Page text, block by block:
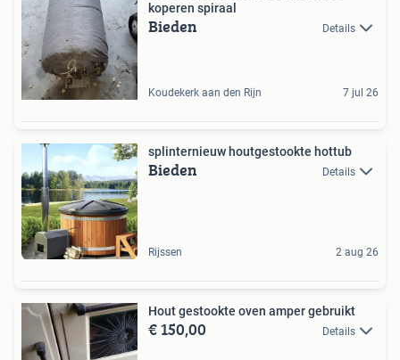
koperen spiraal
Bieden Details
Koudekerk aan den Rijn 7 jul 26
splinternieuw houtgestookte hottub
Bieden Details
Rijssen 2 aug 26
Hout gestookte oven amper gebruikt
€ 150,00 Details